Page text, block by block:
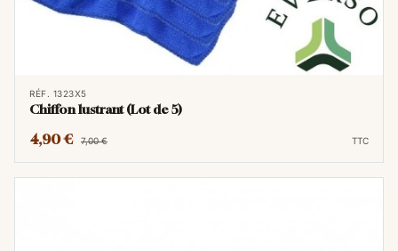
RÉF. 1323X5
Chiffon lustrant (Lot de 5)
4,90 € 7,00 € TTC